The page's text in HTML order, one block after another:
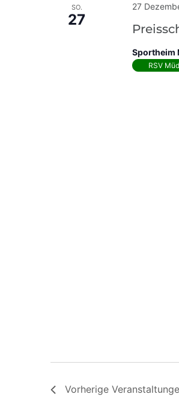
SO.
27
27
Sportheim
RSV
Vorherige